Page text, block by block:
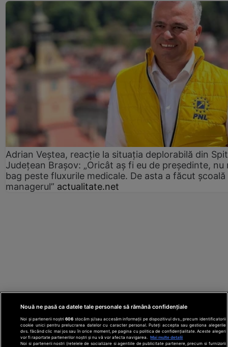
Adrian Veștea, reacție la situația deplorabilă din
Județean Brașov: „Oricât aș fi eu de președinte, nu
bag peste fluxurile medicale. De asta a făcut școală
managerul” actualitate.net
Nouă ne pasă ca datele tale personale să rămână confidențiale
Noi și partenerii noștri606 stocăm și/sau accesăm informații pe dispozitivul dvs., precum identificatorii
cookie unici pentru prelucrarea datelor cu caracter personal. Puteți accepta sau gestiona alegerile
dvs. făcând clic mai jos sau în orice moment, pe pagina cu politica de confidențialitate. Aceste alegeri
vor fi raportate partenerilor noștri și nu vă vor afecta navigarea.
Mai multe detalii
Noi si partenerii nostri (retelele de socializare si agentiile de publicitate partenere, precum si furnizorii